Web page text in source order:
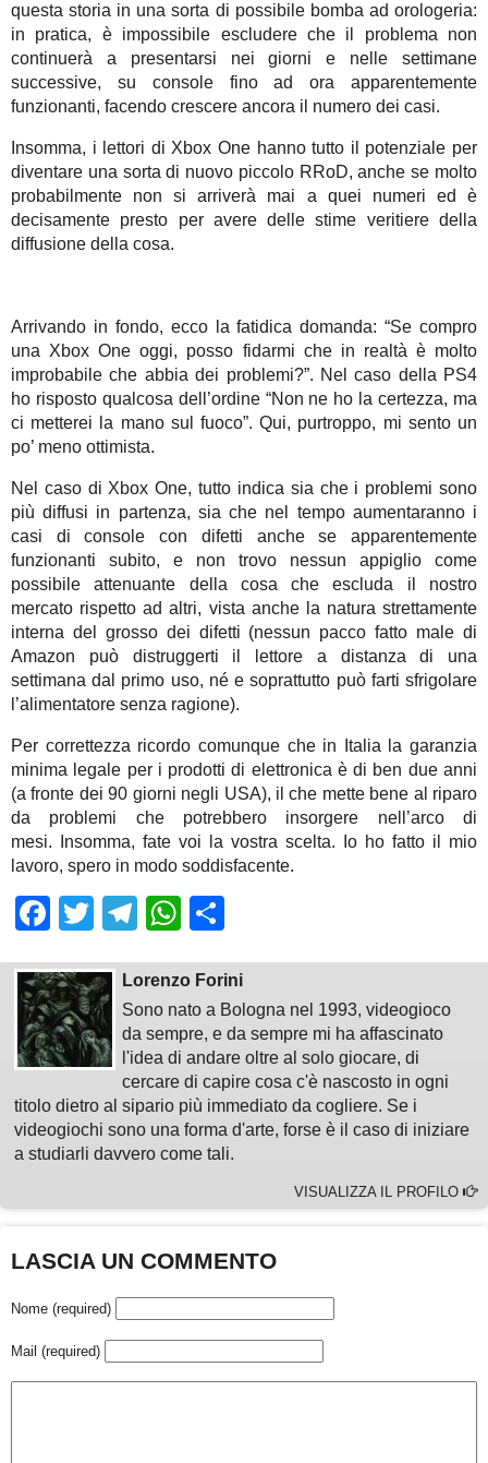
questa storia in una sorta di possibile bomba ad orologeria:
in pratica, è impossibile escludere che il problema non
continuerà a presentarsi nei giorni e nelle settimane
successive, su console fino ad ora apparentemente
funzionanti, facendo crescere ancora il numero dei casi.
Insomma, i lettori di Xbox One hanno tutto il potenziale per
diventare una sorta di nuovo piccolo RRoD, anche se molto
probabilmente non si arriverà mai a quei numeri ed è
decisamente presto per avere delle stime veritiere della
diffusione della cosa.
Arrivando in fondo, ecco la fatidica domanda: “Se compro
una Xbox One oggi, posso fidarmi che in realtà è molto
improbabile che abbia dei problemi?”. Nel caso della PS4
ho risposto qualcosa dell’ordine “Non ne ho la certezza, ma
ci metterei la mano sul fuoco”. Qui, purtroppo, mi sento un
po’ meno ottimista.
Nel caso di Xbox One, tutto indica sia che i problemi sono
più diffusi in partenza, sia che nel tempo aumentaranno i
casi di console con difetti anche se apparentemente
funzionanti subito, e non trovo nessun appiglio come
possibile attenuante della cosa che escluda il nostro
mercato rispetto ad altri, vista anche la natura strettamente
interna del grosso dei difetti (nessun pacco fatto male di
Amazon può distruggerti il lettore a distanza di una
settimana dal primo uso, né e soprattutto può farti sfrigolare
l’alimentatore senza ragione).
Per correttezza ricordo comunque che in Italia la garanzia
minima legale per i prodotti di elettronica è di ben due anni
(a fronte dei 90 giorni negli USA), il che mette bene al riparo
da problemi che potrebbero insorgere nell’arco di
mesi. Insomma, fate voi la vostra scelta. Io ho fatto il mio
lavoro, spero in modo soddisfacente.
Facebook
TwitterTelegram
WhatsApp
Lorenzo Forini
Sono nato a Bologna nel 1993, videogioco
da sempre, e da sempre mi ha affascinato
l'idea di andare oltre al solo giocare, di
cercare di capire cosa c'è nascosto in ogni
titolo dietro al sipario più immediato da cogliere. Se i
videogiochi sono una forma d'arte, forse è il caso di iniziare
a studiarli davvero come tali.
VISUALIZZA IL PROFILO
LASCIA UN COMMENTO
Nome (required)
Mail (required)